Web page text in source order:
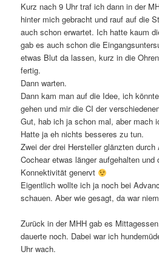
Kurz nach 9 Uhr traf ich dann in der
hinter mich gebracht und rauf auf die
auch schon erwartet. Ich hatte kaum
gab es auch schon die
etwas Blut da lassen, kurz in die
fertig.
Dann warten.
Dann kam man auf die Idee, ich
gehen und mir die CI der
Gut, hab ich ja schon mal, aber mach
Hatte ja eh nichts besseres zu tun.
Zwei der drei Hersteller glänzten
Cochear etwas länger aufgehalten und
Konnektivität genervt
Eigentlich wollte ich ja noch bei
schauen. Aber wie gesagt, da war
Zurück in der MHH gab es
dauerte noch. Dabei war ich
Uhr wach.